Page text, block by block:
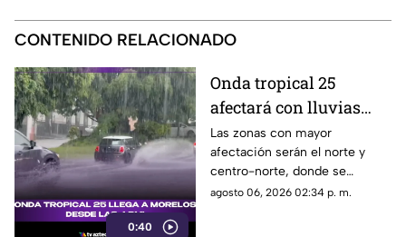
CONTENIDO RELACIONADO
0:40
Onda tropical 25
afectará con lluvias
fuertes a Morelos; estas
serán las zonas y horas
exactas
Las zonas con mayor
afectación serán el norte y
centro-norte, donde se
esperan chubascos intensos,
agosto 06, 2026 02:34 p. m.